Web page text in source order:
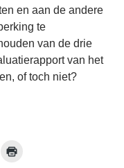
en aan de andere
te
van de drie
van het
of toch niet?